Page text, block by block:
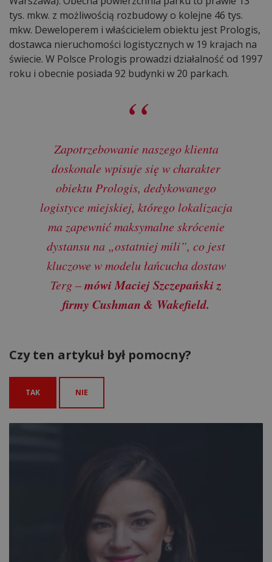
tys. mkw. z możliwością rozbudowy o kolejne 46 tys.
mkw. Deweloperem i właścicielem obiektu jest Prologis,
dostawca nieruchomości logistycznych w 19 krajach na
świecie. W Polsce Prologis prowadzi działalność od 1997
roku i obecnie posiada 92 budynki w 20 parkach.
Zapotrzebowanie naszego klienta
doskonale wpisuje się w charakter
obiektu Prologis, dedykowanego
logistyce miejskiej, którego lokalizacja
ma zapewnić maksymalne skrócenie
dystansu na „ostatniej mili”, co jest
kluczowe w modelu łańcucha dostaw
Terg –mówi Maciej Szczepański z
firmy Cushman & Wakefield.
Czy ten artykuł był pomocny?
TAK NIE